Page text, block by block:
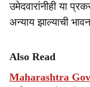
उमेदवारांनीही या
अन्याय झाल्याची
Also Read
Maharashtra